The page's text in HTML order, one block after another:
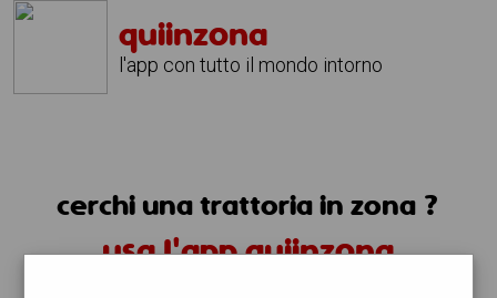
quiinzona
l'app con tutto il mondo intorno
cerchi una trattoria in zona ?
usa l'app quiinzona